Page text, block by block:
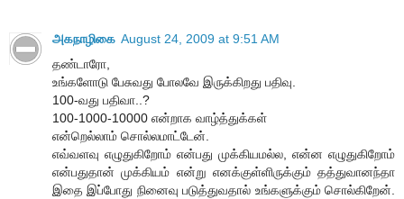
அகநாழிகை August 24, 2009 at 9:51 AM
தண்டாரோ,
உங்களோடு பேசுவது போலவே இருக்கிறது பதிவு.
100-வது பதிவா..?
100-1000-10000 என்றாக வாழ்த்துக்கள்
என்றெல்லாம் சொல்லமாட்டேன்.
எவ்வளவு எழுதுகிறோம் என்பது முக்கியமல்ல, என்ன எழுதுகிறோம்
என்பதுதான் முக்கியம் என்று எனக்குள்ளிருக்கும் தத்துவானந்தா
இதை இப்போது நினைவு படுத்துவதால் உங்களுக்கும் சொல்கிறேன்.